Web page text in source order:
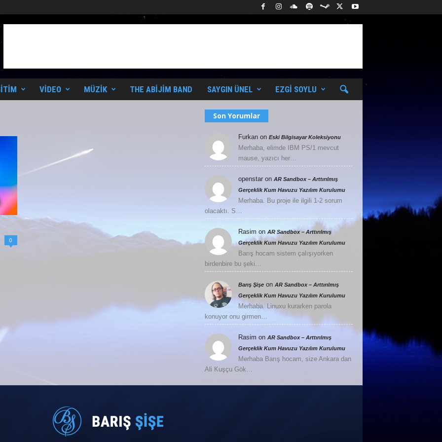
VIDEO MÜZIK THE ABIJIM BAND SAYGIN ÜNEL EZGI SOYLU
0
Son Yorumlar
Furkan on Eski Bilgisayar Koleksiyonu
Merhaba, elimde IBM PS/1 mevcut
mause, yazıcı her…
openstar on AR Sandbox – Arttırılmış
Gerçeklik Kum Havuzu Yazılım Kurulumu
Merhaba. Bu proje ile ilgili 1-2 sorum
olacaktı. S…
Rasim on AR Sandbox – Arttırılmış
Gerçeklik Kum Havuzu Yazılım Kurulumu
Barış hocam sistem çalışıyorken
birdenbire bu şeki…
Barış Şişe on AR Sandbox – Arttırılmış
Gerçeklik Kum Havuzu Yazılım Kurulumu
Merhaba. Linuxu kurarken parola
konuyor onu girmen…
Rasim on AR Sandbox – Arttırılmış
Gerçeklik Kum Havuzu Yazılım Kurulumu
Merhaba Barış hocam, size Ankara dan
Ali Kuşçu Gök…